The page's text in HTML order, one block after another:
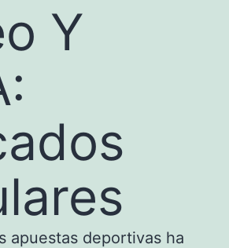
Y
apuestas deportivas ha